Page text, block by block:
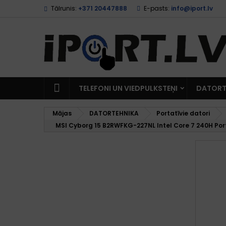
Tālrunis: +371 20447888 E-pasts: info@iport.lv
TELEFONI UN VIEDPULKSTEŅI
Mājas DATORTEHNIKA
Portatīvie datori
MSI Cyborg 15 B2RWFKG-227NL Intel Core 7 240H